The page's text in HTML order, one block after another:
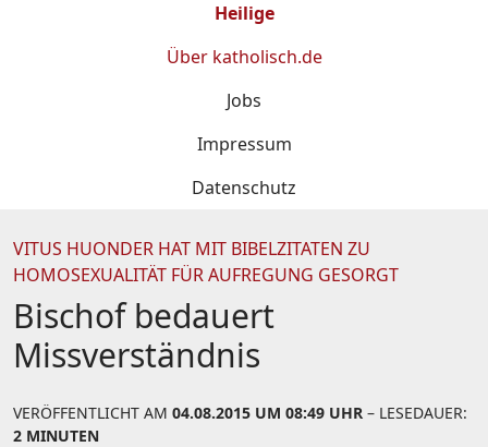
Heilige
Über katholisch.de
Jobs
Impressum
Datenschutz
VITUS HUONDER HAT MIT BIBELZITATEN ZU
HOMOSEXUALITÄT FÜR AUFREGUNG GESORGT
Bischof bedauert
Missverständnis
VERÖFFENTLICHT AM 04.08.2015 UM 08:49 UHR – LESEDAUER:
2 MINUTEN